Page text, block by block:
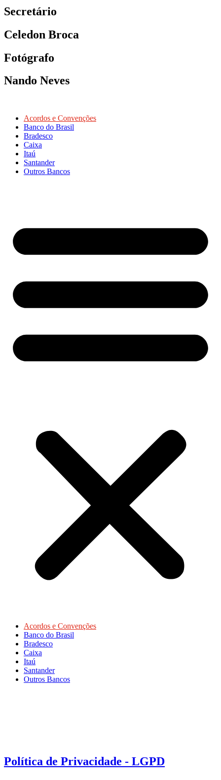
Secretário
Celedon Broca
Fotógrafo
Nando Neves
Acordos e Convenções
Banco do Brasil
Bradesco
Caixa
Itaú
Santander
Outros Bancos
Acordos e Convenções
Banco do Brasil
Bradesco
Caixa
Itaú
Santander
Outros Bancos
Política de Privacidade - LGPD